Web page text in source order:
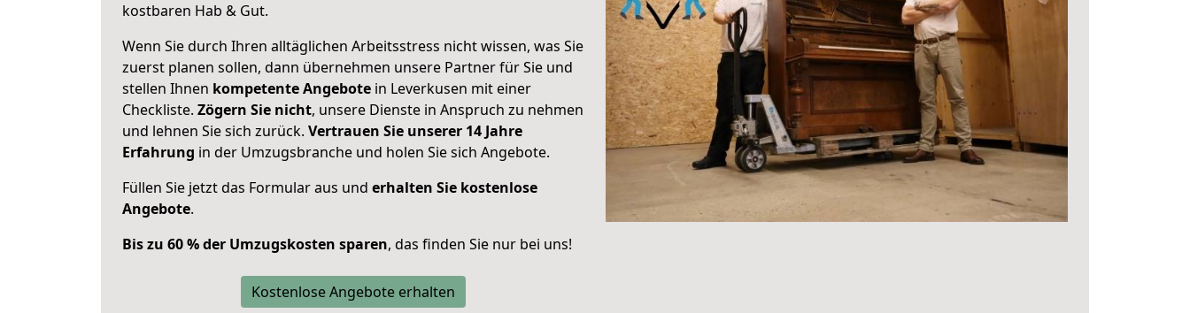
kostbaren Hab & Gut.
Wenn Sie durch Ihren alltäglichen Arbeitsstress nicht wissen, was Sie
zuerst planen sollen, dann übernehmen unsere Partner für Sie und
stellen Ihnen kompetente Angebote in Leverkusen mit einer
Checkliste. Zögern Sie nicht, unsere Dienste in Anspruch zu nehmen
und lehnen Sie sich zurück. Vertrauen Sie unserer 14 Jahre
Erfahrung in der Umzugsbranche und holen Sie sich Angebote.
Füllen Sie jetzt das Formular aus und erhalten Sie kostenlose
Angebote.
Bis zu 60 % der Umzugskosten sparen, das finden Sie nur bei uns!
Kostenlose Angebote erhalten